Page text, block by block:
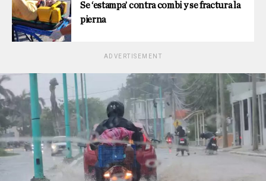
Se ‘estampa’ contra combi y se fractura la
pierna
ADVERTISEMENT